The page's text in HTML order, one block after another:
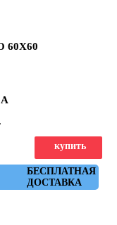
60X60
БЕСПЛАТНАЯ
ДОСТАВКА
купить